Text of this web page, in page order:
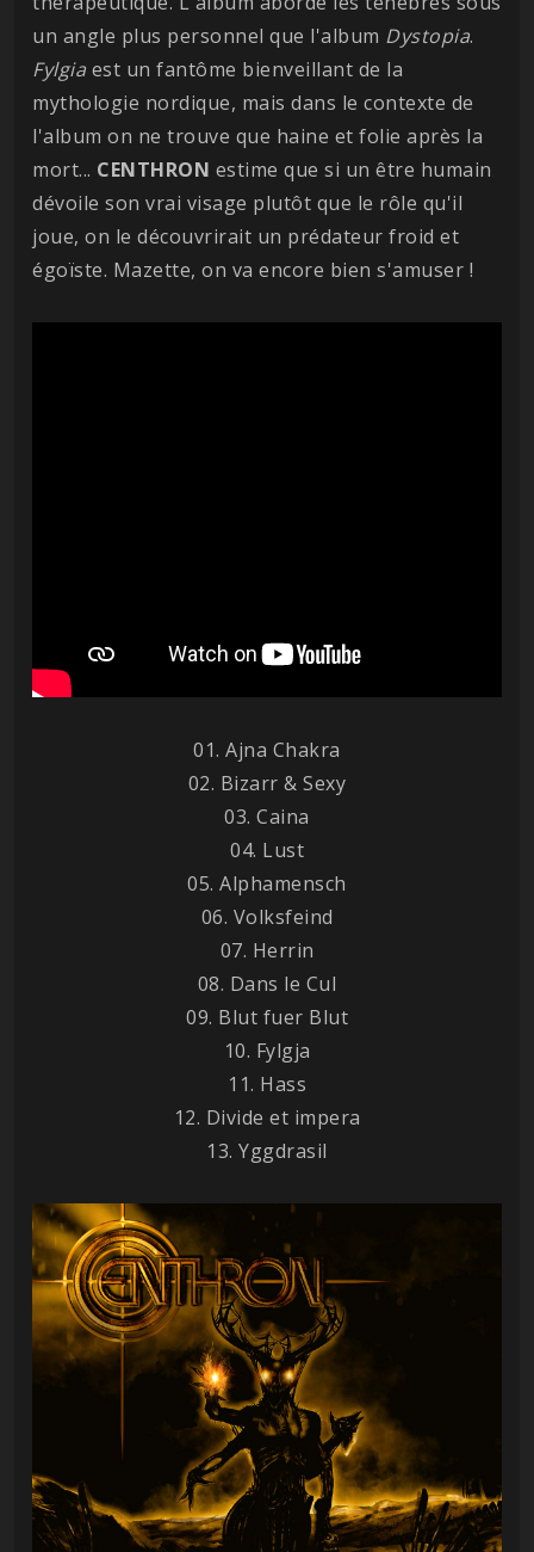
un angle plus personnel que l'album Dystopia.
Fylgia est un fantôme bienveillant de la
mythologie nordique, mais dans le contexte de
l'album on ne trouve que haine et folie après la
mort... CENTHRON estime que si un être humain
dévoile son vrai visage plutôt que le rôle qu'il
joue, on le découvrirait un prédateur froid et
égoïste. Mazette, on va encore bien s'amuser !
01. Ajna Chakra
02. Bizarr & Sexy
03. Caina
04. Lust
05. Alphamensch
06. Volksfeind
07. Herrin
08. Dans le Cul
09. Blut fuer Blut
10. Fylgja
11. Hass
12. Divide et impera
13. Yggdrasil